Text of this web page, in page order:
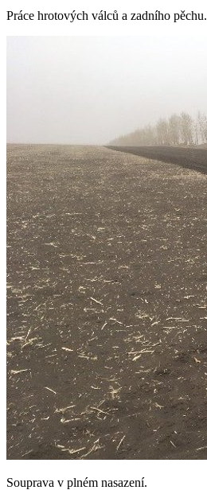
Práce hrotových válců a zadního pěchu.
Souprava v plném nasazení.